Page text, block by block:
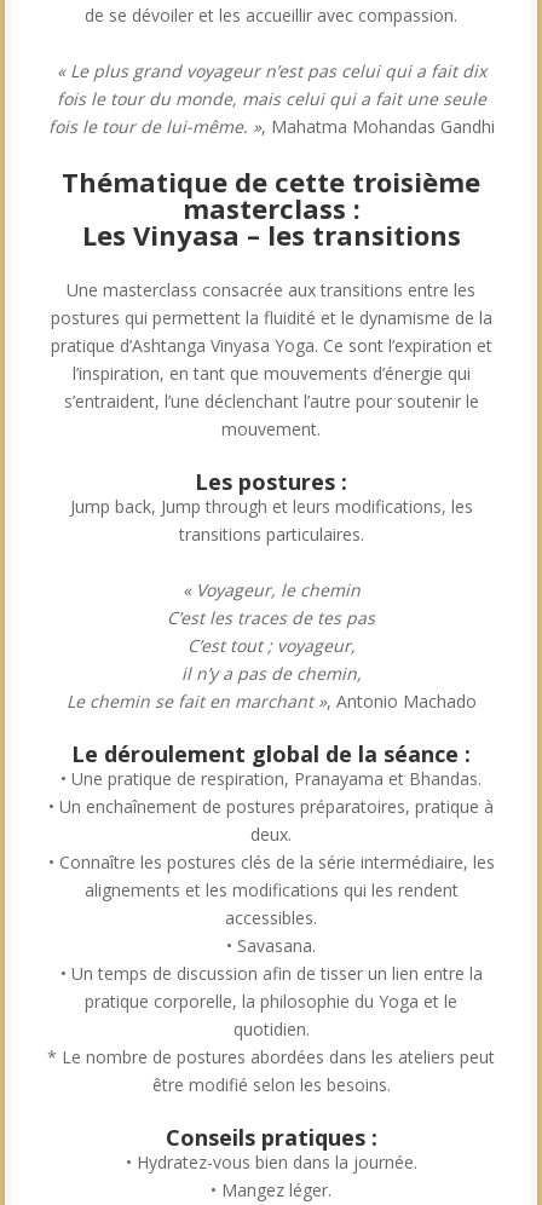
de se dévoiler et les accueillir avec compassion.
« Le plus grand voyageur n’est pas celui qui a fait dix
fois le tour du monde, mais celui qui a fait une seule
fois le tour de lui-même. », Mahatma Mohandas Gandhi
Thématique de cette troisième
masterclass :
Les Vinyasa – les transitions
Une masterclass consacrée aux transitions entre les
postures qui permettent la fluidité et le dynamisme de la
pratique d’Ashtanga Vinyasa Yoga. Ce sont l’expiration et
l’inspiration, en tant que mouvements d’énergie qui
s’entraident, l’une déclenchant l’autre pour soutenir le
mouvement.
Les postures :
Jump back, Jump through et leurs modifications, les
transitions particulaires.
« Voyageur, le chemin
C’est les traces de tes pas
C’est tout ; voyageur,
il n’y a pas de chemin,
Le chemin se fait en marchant », Antonio Machado
Le déroulement global de la séance :
• Une pratique de respiration, Pranayama et Bhandas.
• Un enchaînement de postures préparatoires, pratique à
deux.
• Connaître les postures clés de la série intermédiaire, les
alignements et les modifications qui les rendent
accessibles.
• Savasana.
• Un temps de discussion afin de tisser un lien entre la
pratique corporelle, la philosophie du Yoga et le
quotidien.
* Le nombre de postures abordées dans les ateliers peut
être modifié selon les besoins.
Conseils pratiques :
• Hydratez-vous bien dans la journée.
• Mangez léger.